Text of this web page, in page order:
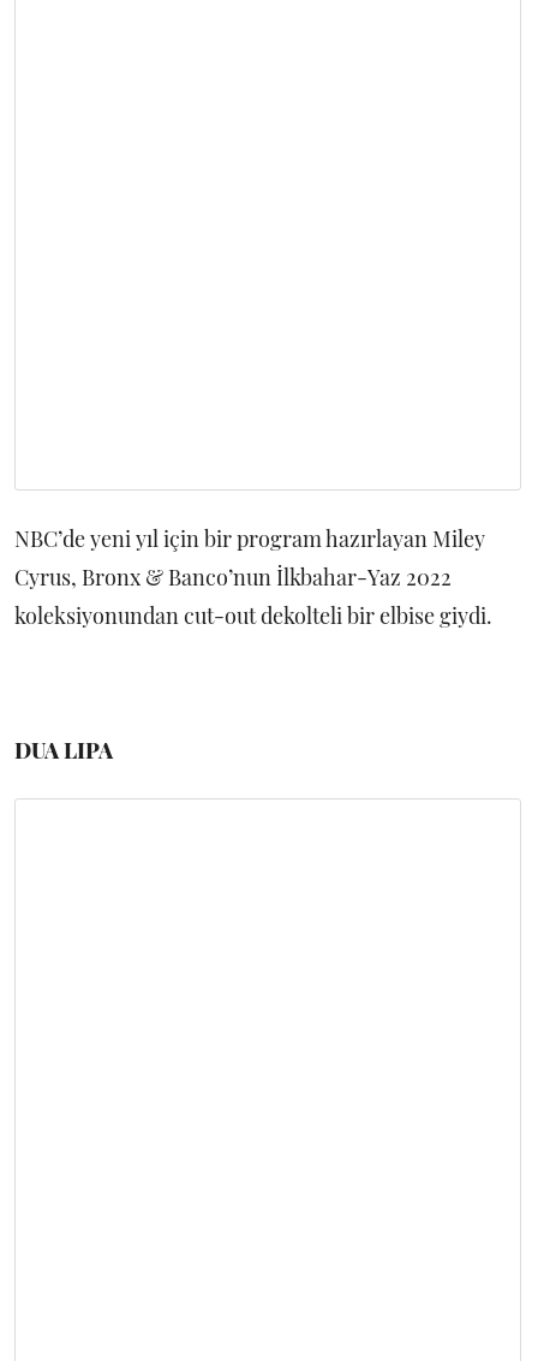
NBC’de yeni yıl için bir program hazırlayan Miley
Cyrus, Bronx & Banco’nun İlkbahar-Yaz 2022
koleksiyonundan cut-out dekolteli bir elbise giydi.
DUA LIPA